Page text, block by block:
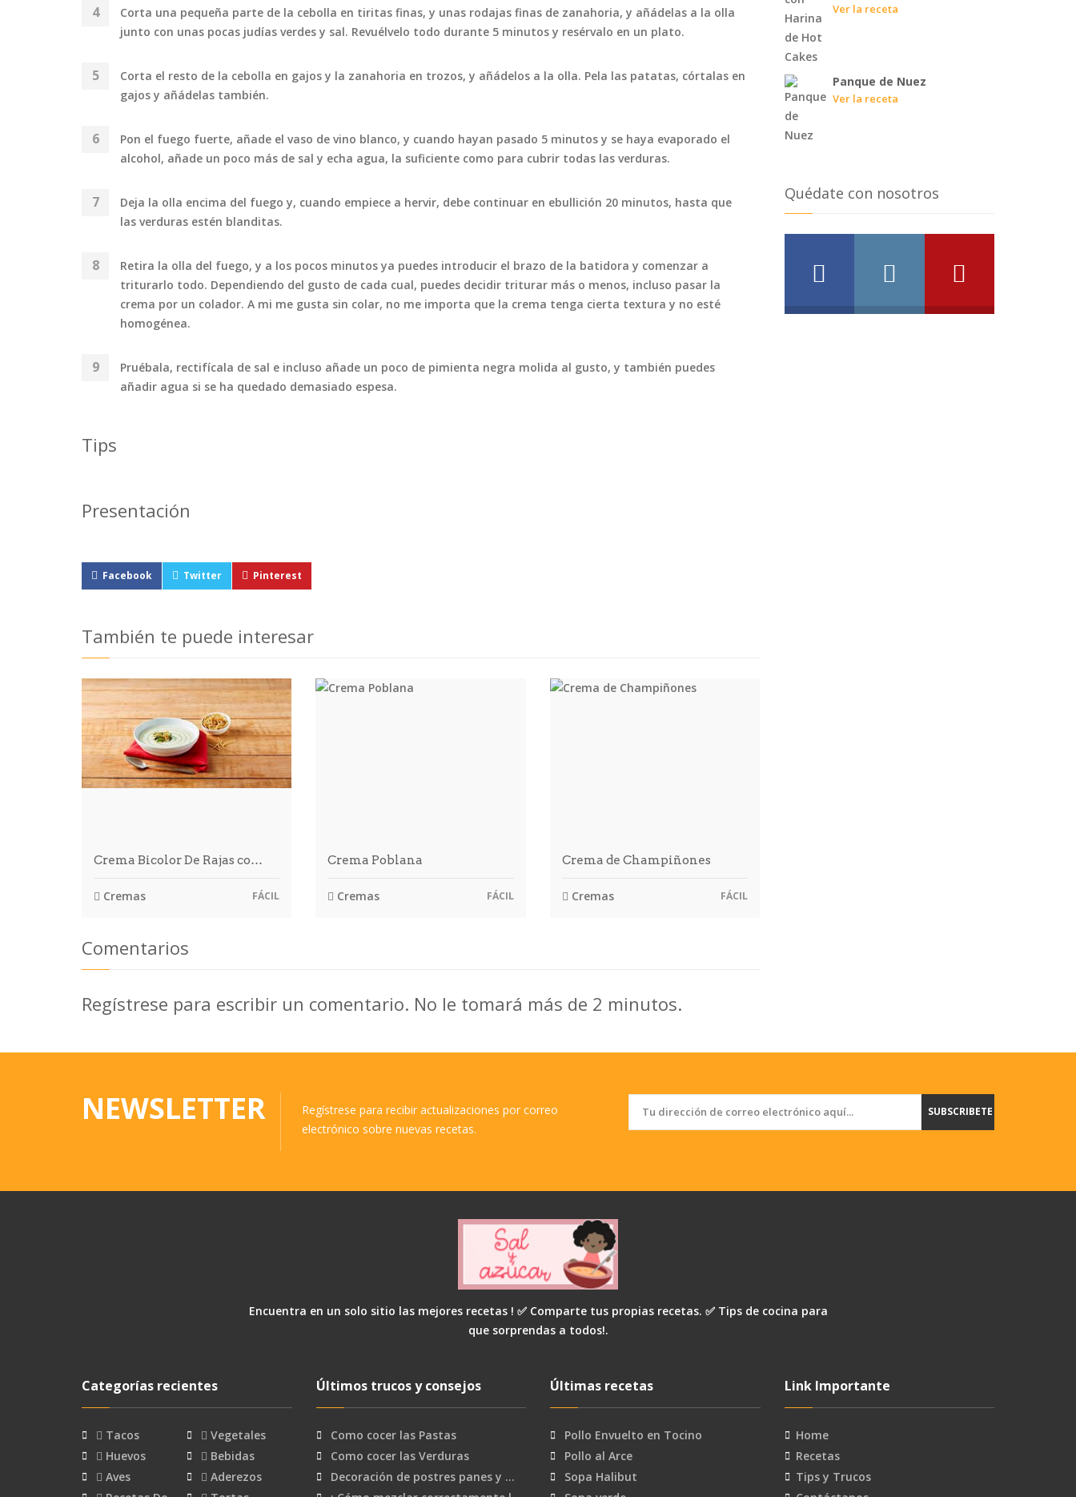
Corta una pequeña parte de la cebolla en tiritas finas, y unas rodajas finas de zanahoria, y añádelas a la olla
junto con unas pocas judías verdes y sal. Revuélvelo todo durante 5 minutos y resérvalo en un plato.
Corta el resto de la cebolla en gajos y la zanahoria en trozos, y añádelos a la olla. Pela las patatas, córtalas en
gajos y añádelas también.
Pon el fuego fuerte, añade el vaso de vino blanco, y cuando hayan pasado 5 minutos y se haya evaporado el
alcohol, añade un poco más de sal y echa agua, la suficiente como para cubrir todas las verduras.
Deja la olla encima del fuego y, cuando empiece a hervir, debe continuar en ebullición 20 minutos, hasta que
las verduras estén blanditas.
Retira la olla del fuego, y a los pocos minutos ya puedes introducir el brazo de la batidora y comenzar a
triturarlo todo. Dependiendo del gusto de cada cual, puedes decidir triturar más o menos, incluso pasar la
crema por un colador. A mi me gusta sin colar, no me importa que la crema tenga cierta textura y no esté
homogénea.
Pruébala, rectifícala de sal e incluso añade un poco de pimienta negra molida al gusto, y también puedes
añadir agua si se ha quedado demasiado espesa.
Tips
Presentación
Facebook Twitter Pinterest
También te puede interesar
Crema Bicolor De Rajas co…
Cremas FÁCIL
Crema Poblana
Cremas FÁCIL
Crema de Champiñones
Cremas FÁCIL
Comentarios
Regístrese para escribir un comentario. No le tomará más de 2 minutos.
Ver la receta
Panque de Nuez
Ver la receta
Quédate con nosotros
NEWSLETTER
Regístrese para recibir actualizaciones por correo
electrónico sobre nuevas recetas.
SUBSCRIBETE
Encuentra en un solo sitio las mejores recetas ! ✅ Comparte tus propias recetas. ✅ Tips de cocina para
que sorprendas a todos!.
Categorías recientes
Tacos
Vegetales
Huevos
Bebidas
Aves
Aderezos
Últimos trucos y consejos
Como cocer las Pastas
Como cocer las Verduras
Decoración de postres panes y …
Últimas recetas
Pollo Envuelto en Tocino
Pollo al Arce
Sopa Halibut
Link Importante
Home
Recetas
Tips y Trucos